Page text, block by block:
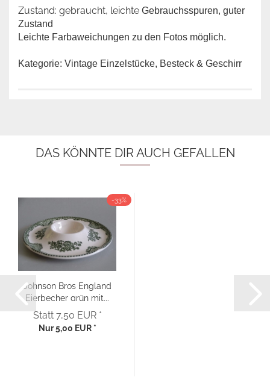
Zustand: gebraucht, leichte Gebrauchsspuren, guter
Zustand
Leichte Farbaweichungen zu den Fotos möglich.
Kategorie: Vintage Einzelstücke, Besteck & Geschirr
DAS KÖNNTE DIR AUCH GEFALLEN
-33%
Johnson Bros England
Eierbecher grün mit...
Statt 7,50 EUR *
Nur 5,00 EUR *